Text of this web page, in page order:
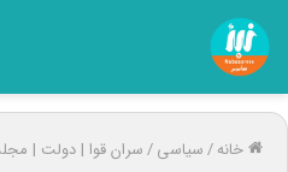
خانه/سیاسی/سران قوا | دولت |